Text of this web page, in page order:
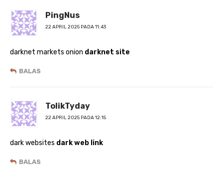
PingNus
22 APRIL 2025 PADA 11:43
darknet markets onion darknet site
BALAS
TolikTyday
22 APRIL 2025 PADA 12:15
dark websites dark web link
BALAS